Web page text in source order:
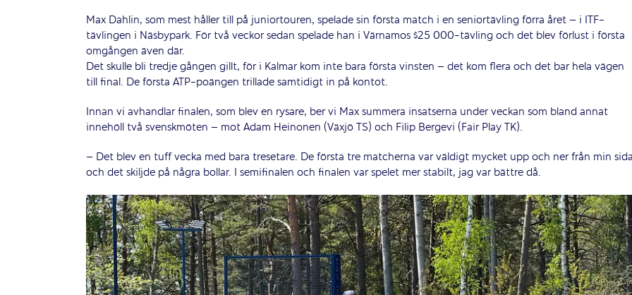
Max Dahlin, som mest håller till på juniortouren, spelade sin första match i en seniortävling förra året – i ITF-
tävlingen i Näsbypark. För två veckor sedan spelade han i Värnamos $25 000-tävling och det blev förlust i första
omgången även där.
Det skulle bli tredje gången gillt, för i Kalmar kom inte bara första vinsten – det kom flera och det bar hela vägen
till final. De första ATP-poängen trillade samtidigt in på kontot.
Innan vi avhandlar finalen, som blev en rysare, ber vi Max summera insatserna under veckan som bland annat
innehöll två svenskmöten – mot Adam Heinonen (Växjö TS) och Filip Bergevi (Fair Play TK).
– Det blev en tuff vecka med bara tresetare. De första tre matcherna var väldigt mycket upp och ner från min
och det skiljde på några bollar. I semifinalen och finalen var spelet mer stabilt, jag var bättre då.